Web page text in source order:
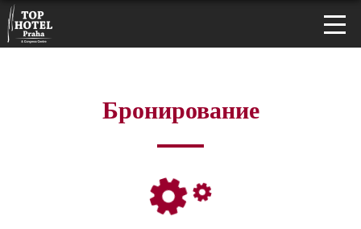
Бронирование